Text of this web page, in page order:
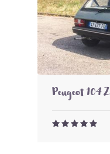
Peugeot 104 Z